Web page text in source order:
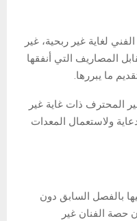
لغاية غير ربحية، غير
المصاريف التي أنفقها
ما يبررها.
المحترف ذات غاية غير
ولاستعمال المعدات
بالفصل السابق دون
حصة الفنان غير